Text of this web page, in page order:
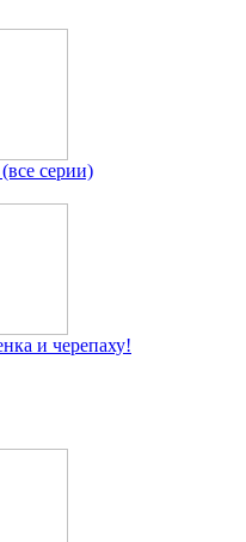
серии)
и черепаху!